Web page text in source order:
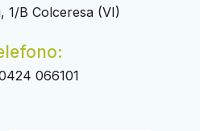
1/B Colceresa (VI)
066101